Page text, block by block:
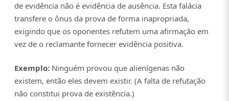
de evidência não é evidência de ausência. Esta falácia
transfere o ônus da prova de forma inapropriada,
exigindo que os oponentes refutem uma afirmação em
vez de o reclamante fornecer evidência positiva.
Exemplo: Ninguém provou que alienígenas não
existem, então eles devem existir. (A falta de refutação
não constitui prova de existência.)